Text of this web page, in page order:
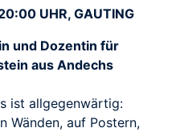
UHR, GAUTING
und Dozentin für
aus Andechs
ist allgegenwärtig:
Wänden, auf Postern,